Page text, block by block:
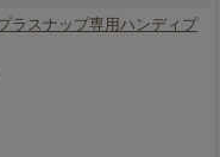
ラスナップ専用ハンディプ